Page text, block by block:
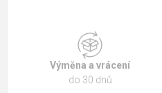
Výměna a vrácení
do 30 dnů